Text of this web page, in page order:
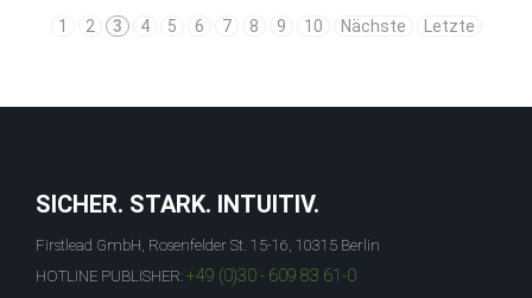
1
2 3 4 5 6 7 8 9 10 Nächste Letzte
SICHER. STARK. INTUITIV.
Firstlead GmbH, Rosenfelder St. 15-16, 10315 Berlin
HOTLINE PUBLISHER: +49 (0)30 - 609 83 61-0